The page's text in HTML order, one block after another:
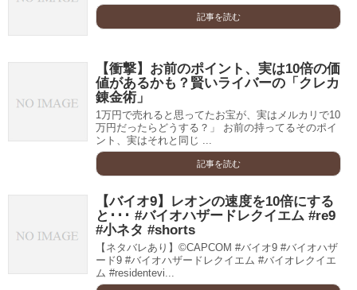
記事を読む
【衝撃】お前のポイント、実は10倍の価
値があるかも？賢いライバーの「クレカ
錬金術」
1万円で売れると思ってたお宝が、実はメルカリで10
万円だったらどうする？」 お前の持ってるそのポイ
ント、実はそれと同じ ...
記事を読む
【バイオ9】レオンの速度を10倍にする
と･･･ #バイオハザードレクイエム #re9
#小ネタ #shorts
【ネタバレあり】©CAPCOM #バイオ9 #バイオハザ
ード9 #バイオハザードレクイエム #バイオレクイエ
ム #residentevi...